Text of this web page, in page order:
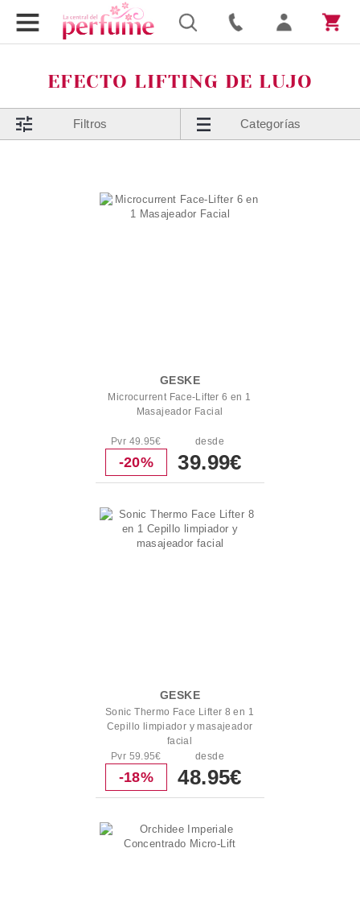
EFECTO LIFTING DE LUJO
Filtros Categorías
GESKE
Microcurrent Face-Lifter 6 en 1
Masajeador Facial
Pvr 49.95€
-20%
desde
39.99€
GESKE
Sonic Thermo Face Lifter 8 en 1
Cepillo limpiador y masajeador
facial
Pvr 59.95€
-18%
desde
48.95€